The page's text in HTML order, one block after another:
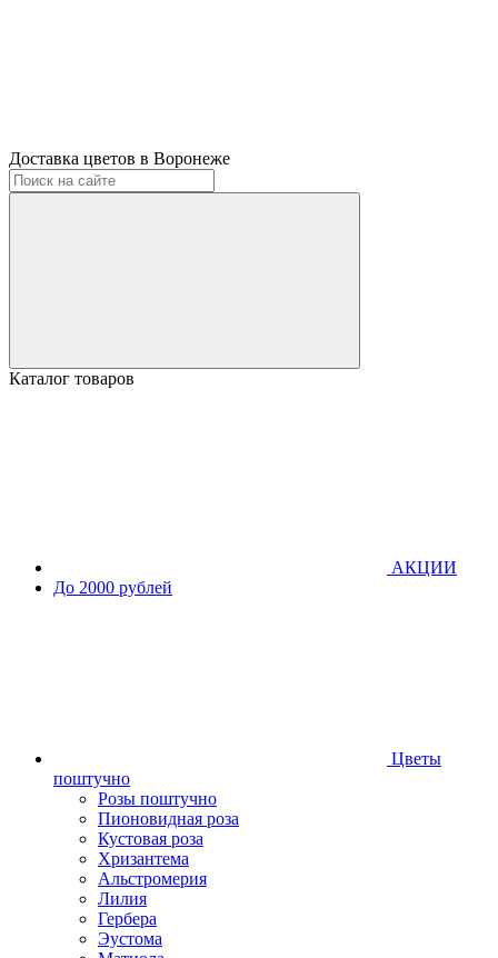
Доставка цветов в Воронеже
Каталог товаров
АКЦИИ
До 2000 рублей
Цветы
поштучно
Розы поштучно
Пионовидная роза
Кустовая роза
Хризантема
Альстромерия
Лилия
Гербера
Эустома